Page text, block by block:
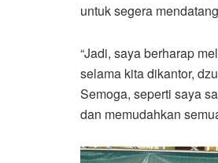
untuk segera
“Jadi, saya berharap
selama kita dikantor,
Semoga, seperti saya
dan memudahkan